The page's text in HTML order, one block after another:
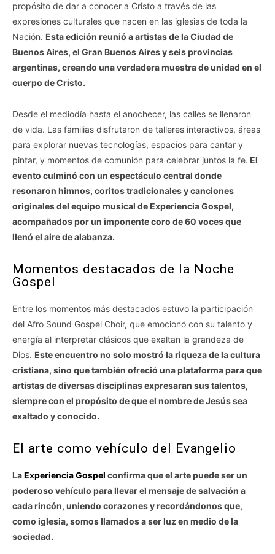
propósito de dar a conocer a Cristo a través de las
expresiones culturales que nacen en las iglesias de toda la
Nación. Esta edición reunió a artistas de la Ciudad de
Buenos Aires, el Gran Buenos Aires y seis provincias
argentinas, creando una verdadera muestra de unidad en el
cuerpo de Cristo.
Desde el mediodía hasta el anochecer, las calles se llenaron
de vida. Las familias disfrutaron de talleres interactivos, áreas
para explorar nuevas tecnologías, espacios para cantar y
pintar, y momentos de comunión para celebrar juntos la fe. El
evento culminó con un espectáculo central donde
resonaron himnos, coritos tradicionales y canciones
originales del equipo musical de Experiencia Gospel,
acompañados por un imponente coro de 60 voces que
llenó el aire de alabanza.
Momentos destacados de la Noche
Gospel
Entre los momentos más destacados estuvo la participación
del Afro Sound Gospel Choir, que emocionó con su talento y
energía al interpretar clásicos que exaltan la grandeza de
Dios. Este encuentro no solo mostró la riqueza de la cultura
cristiana, sino que también ofreció una plataforma para que
artistas de diversas disciplinas expresaran sus talentos,
siempre con el propósito de que el nombre de Jesús sea
exaltado y conocido.
El arte como vehículo del Evangelio
LaExperiencia Gospel confirma que el arte puede ser un
poderoso vehículo para llevar el mensaje de salvación a
cada rincón, uniendo corazones y recordándonos que,
como iglesia, somos llamados a ser luz en medio de la
sociedad.